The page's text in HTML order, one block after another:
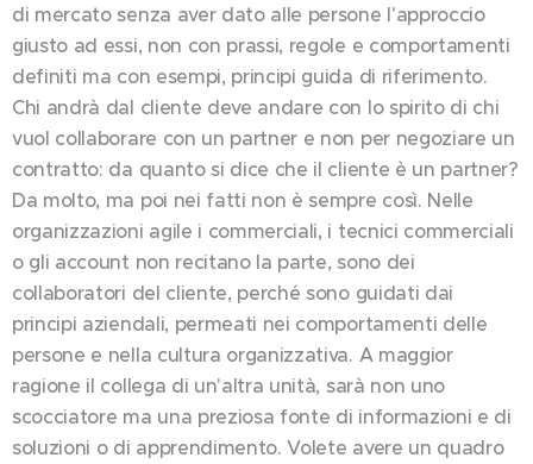
di mercato senza aver dato alle persone l'approccio
giusto ad essi, non con prassi, regole e comportamenti
definiti ma con esempi, principi guida di riferimento.
Chi andrà dal cliente deve andare con lo spirito di chi
vuol collaborare con un partner e non per negoziare un
contratto: da quanto si dice che il cliente è un partner?
Da molto, ma poi nei fatti non è sempre così. Nelle
organizzazioni agile i commerciali, i tecnici commerciali
o gli account non recitano la parte, sono dei
collaboratori del cliente, perché sono guidati dai
principi aziendali, permeati nei comportamenti delle
persone e nella cultura organizzativa. A maggior
ragione il collega di un'altra unità, sarà non uno
scocciatore ma una preziosa fonte di informazioni e di
soluzioni o di apprendimento. Volete avere un quadro